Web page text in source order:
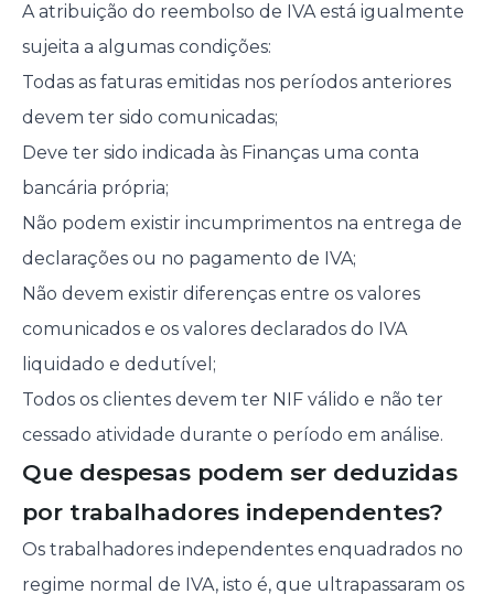
A atribuição do reembolso de IVA está igualmente
sujeita a algumas condições:
Todas as faturas emitidas nos períodos anteriores
devem ter sido comunicadas;
Deve ter sido indicada às Finanças uma conta
bancária própria;
Não podem existir incumprimentos na entrega de
declarações ou no pagamento de IVA;
Não devem existir diferenças entre os valores
comunicados e os valores declarados do IVA
liquidado e dedutível;
Todos os clientes devem ter NIF válido e não ter
cessado atividade durante o período em análise.
Que despesas podem ser deduzidas
por trabalhadores independentes?
Os trabalhadores independentes enquadrados no
regime normal de IVA, isto é, que ultrapassaram os